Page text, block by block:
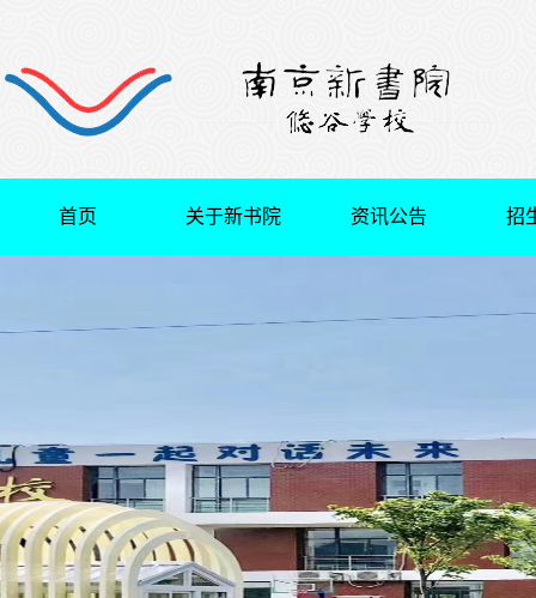
首页 关于新书院 资讯公告 招